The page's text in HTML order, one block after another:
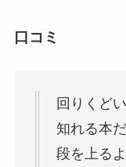
口コミ
回りくど
知れる本
段を上る